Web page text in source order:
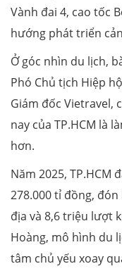
Vành đai 4, cao tốc
hướng phát triển
Ở góc nhìn du lịch,
Phó Chủ tịch Hiệp
Giám đốc Vietravel,
nay của TP.HCM là
hơn.
Năm 2025, TP.HCM
278.000 tỉ đồng,
địa và 8,6 triệu lượt
Hoàng, mô hình du
tâm chủ yếu xoay